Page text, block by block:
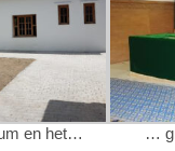
en het… …